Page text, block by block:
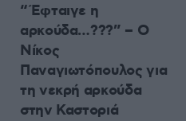
“Έφταιγε η
αρκούδα…???” – Ο
Νίκος
Παναγιωτόπουλος για
τη νεκρή αρκούδα
στην Καστοριά